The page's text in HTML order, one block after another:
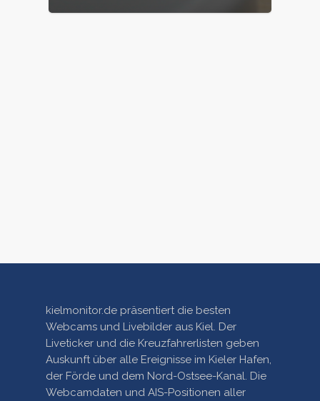
kielmonitor.de präsentiert die besten
Webcams und Livebilder aus Kiel. Der
Liveticker und die Kreuzfahrerlisten geben
Auskunft über alle Ereignisse im Kieler Hafen,
der Förde und dem Nord-Ostsee-Kanal. Die
Webcamdaten und AIS-Positionen aller